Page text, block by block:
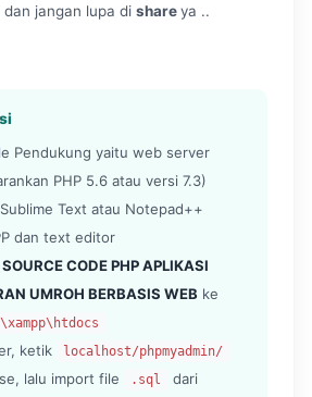
jangan lupa di shareya ..
Pendukung yaitu web server
PHP 5.6 atau versi 7.3)
Text atau Notepad++
dan text editor
SOURCE CODE PHP APLIKASI
UMROH BERBASIS WEB ke
ketik localhost/phpmyadmin/
lalu import file .sql
dari